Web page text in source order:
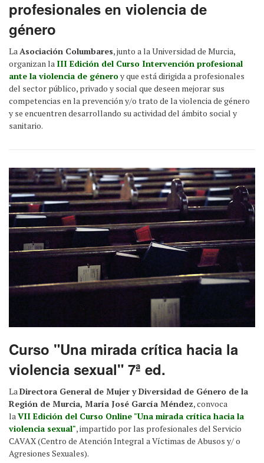
profesionales en violencia de
género
La Asociación Columbares, junto a la Universidad de Murcia,
organizan la III Edición del Curso Intervención profesional
ante la violencia de géneroy que está dirigida a profesionales
del sector público, privado y social que deseen mejorar sus
competencias en la prevención y/o trato de la violencia de género
y se encuentren desarrollando su actividad del ámbito social y
sanitario.
Curso "Una mirada crítica hacia la
violencia sexual" 7ª ed.
LaDirectora General de Mujer y Diversidad de Género de la
Región de Murcia, María José García Méndez, convoca
laVII Edición del Curso Online "Una mirada crítica hacia la
violencia sexual", impartido por las profesionales del Servicio
CAVAX (Centro de Atención Integral a Víctimas de Abusos y/ o
Agresiones Sexuales).